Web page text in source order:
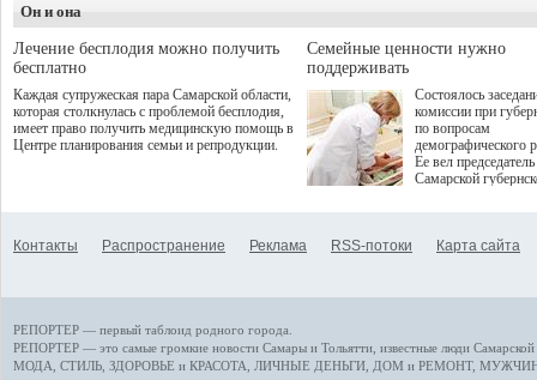
определенными
К ним можно
возникающие при
данными
более динамичного
проникновения
сегмент
отраслевое
рассказала Ольга
ходе сессии
качества жизни" в
ПМЭФ 2025. В
Он и она
Лечение бесплодия можно получить
бесплатно
Каждая супружеская пара Самарской области,
которая столкнулась с проблемой бесплодия,
имеет право получить медицинскую помощь в
Центре планирования семьи и репродукции.
Семейные ценности нужно
поддерживать
Состоялось
комиссии при
по вопросам
демографического
Ее вел председатель
Самарской
Контакты Распространение Реклама RSS-потоки Карта сайта
РЕПОРТЕР — первый таблоид родного города.
РЕПОРТЕР — это самые громкие новости Самары и Тольятти, известные люди
МОДА, СТИЛЬ ЗДОРОВЬЕ и КРАСОТА ЛИЧНЫЕ ДЕНЬГИ ДОМ и РЕМОНТ,